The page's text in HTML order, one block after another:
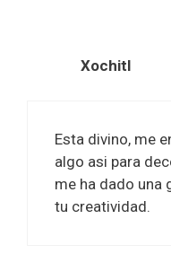
Xochitl
Esta divino, me
algo asi para
me ha dado una
tu creatividad.